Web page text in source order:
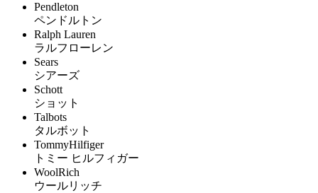
Pendleton
ペンドルトン
Ralph Lauren
ラルフローレン
Sears
シアーズ
Schott
ショット
Talbots
タルボット
TommyHilfiger
トミー ヒルフィガー
WoolRich
ウールリッチ